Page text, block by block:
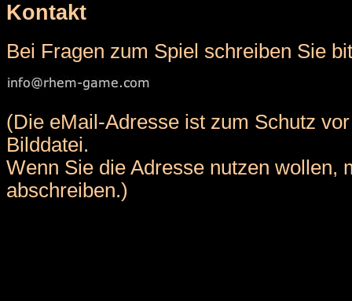
Kontakt
Bei Fragen zum Spiel schreiben Sie
(Die eMail-Adresse ist zum Schutz
Bilddatei.
Wenn Sie die Adresse nutzen wollen,
abschreiben.)